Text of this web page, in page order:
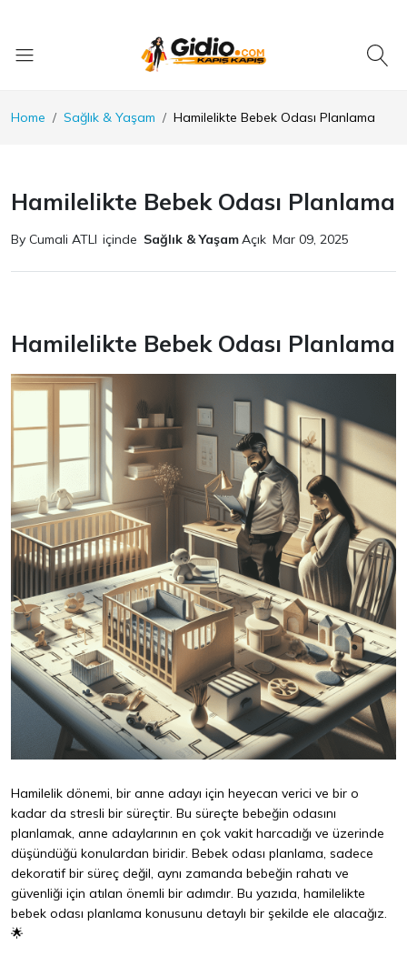
Home Sağlık & Yaşam Hamilelikte Bebek Odası Planlama
Hamilelikte Bebek Odası Planlama
By Cumali ATLI içinde Sağlık & YaşamAçık Mar 09, 2025
Hamilelikte Bebek Odası Planlama
Hamilelik dönemi, bir anne adayı için heyecan verici ve bir o
kadar da stresli bir süreçtir. Bu süreçte bebeğin odasını
planlamak, anne adaylarının en çok vakit harcadığı ve üzerinde
düşündüğü konulardan biridir. Bebek odası planlama, sadece
dekoratif bir süreç değil, aynı zamanda bebeğin rahatı ve
güvenliği için atılan önemli bir adımdır. Bu yazıda, hamilelikte
bebek odası planlama konusunu detaylı bir şekilde ele alacağız.
🌟